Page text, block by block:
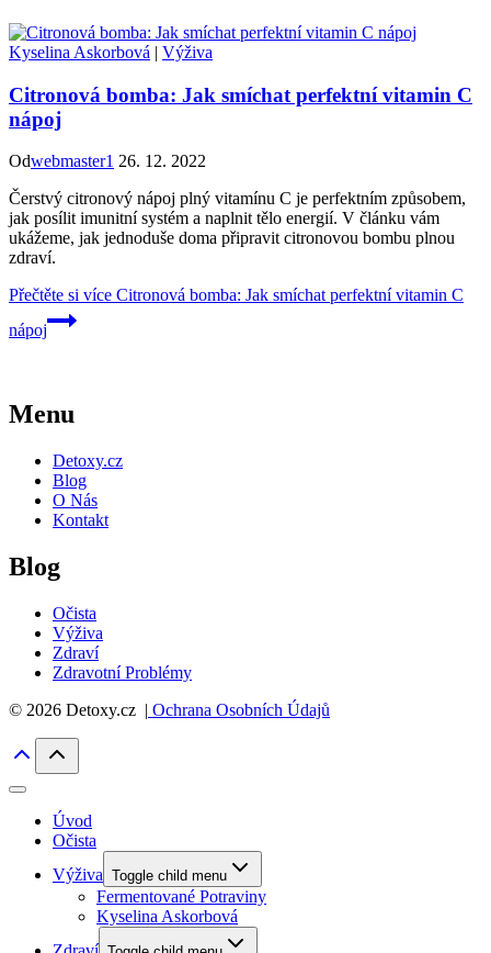
Kyselina Askorbová | Výživa
Citronová bomba: Jak smíchat perfektní vitamin C
nápoj
Odwebmaster1 26. 12. 2022
Čerstvý citronový nápoj plný vitamínu C je perfektním způsobem,
jak posílit imunitní systém a naplnit tělo energií. V článku vám
ukážeme, jak jednoduše doma připravit citronovou bombu plnou
zdraví.
Přečtěte si více Citronová bomba: Jak smíchat perfektní vitamin C
nápoj
Menu
Detoxy.cz
Blog
O Nás
Kontakt
Blog
Očista
Výživa
Zdraví
Zdravotní Problémy
© 2026 Detoxy.cz | Ochrana Osobních Údajů
Úvod
Očista
Výživa Toggle child menu
Fermentované Potraviny
Kyselina Askorbová